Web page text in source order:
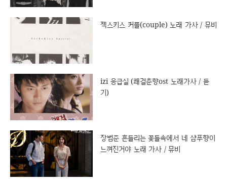
젝스키스 커플(couple) 노래 가사 / 뮤비
izi 응급실 (쾌걸춘향ost 노래가사 / 듣
기)
장범준 흔들리는 꽃들속에서 네 샴푸향이
느껴진거야 노래 가사 / 뮤비